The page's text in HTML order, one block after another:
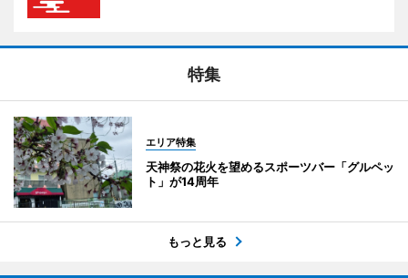
特集
エリア特集
天神祭の花火を望めるスポーツバー「グルペッ
ト」が14周年
もっと見る